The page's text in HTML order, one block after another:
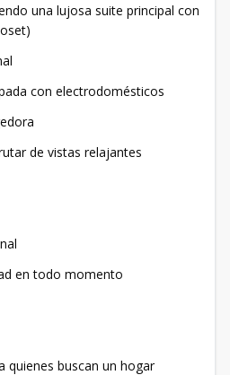
una lujosa suite principal con
con electrodomésticos
de vistas relajantes
en todo momento
quienes buscan un hogar